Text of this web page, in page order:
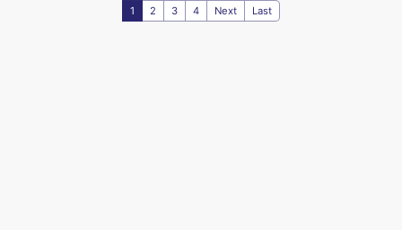
1 2 3 4 Next Last